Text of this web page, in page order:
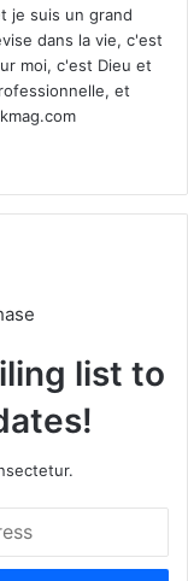
je suis un grand
dans la vie, c'est
moi, c'est Dieu et
et
list to